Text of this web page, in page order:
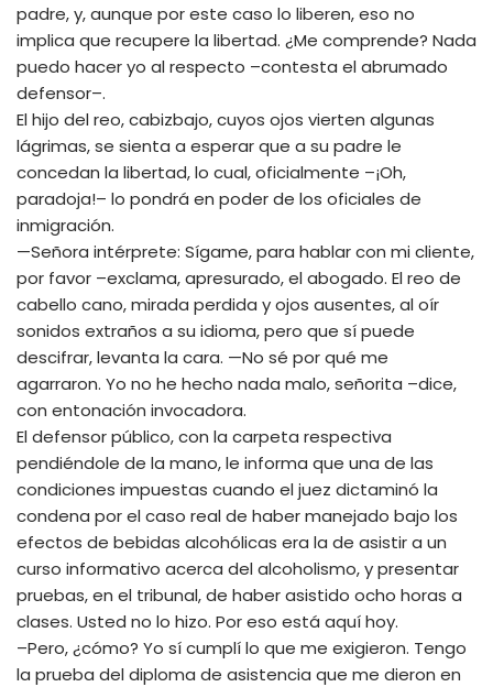
padre, y, aunque por este caso lo liberen, eso no
implica que recupere la libertad. ¿Me comprende? Nada
puedo hacer yo al respecto –contesta el abrumado
defensor–.
El hijo del reo, cabizbajo, cuyos ojos vierten algunas
lágrimas, se sienta a esperar que a su padre le
concedan la libertad, lo cual, oficialmente –¡Oh,
paradoja!– lo pondrá en poder de los oficiales de
inmigración.
—Señora intérprete: Sígame, para hablar con mi cliente,
por favor –exclama, apresurado, el abogado. El reo de
cabello cano, mirada perdida y ojos ausentes, al oír
sonidos extraños a su idioma, pero que sí puede
descifrar, levanta la cara. —No sé por qué me
agarraron. Yo no he hecho nada malo, señorita –dice,
con entonación invocadora.
El defensor público, con la carpeta respectiva
pendiéndole de la mano, le informa que una de las
condiciones impuestas cuando el juez dictaminó la
condena por el caso real de haber manejado bajo los
efectos de bebidas alcohólicas era la de asistir a un
curso informativo acerca del alcoholismo, y presentar
pruebas, en el tribunal, de haber asistido ocho horas a
clases. Usted no lo hizo. Por eso está aquí hoy.
–Pero, ¿cómo? Yo sí cumplí lo que me exigieron. Tengo
la prueba del diploma de asistencia que me dieron en